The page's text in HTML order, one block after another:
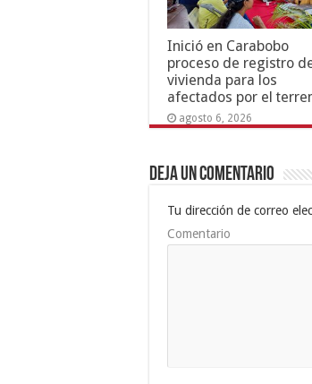
Inició en Carabobo
proceso de registro
vivienda para los
afectados por el
agosto 6, 2026
Deja un comentario
Tu dirección de correo
Comentario